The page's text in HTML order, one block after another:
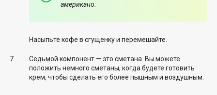
американо.
Насыпьте кофе в сгущенку и перемешайте.
Седьмой компонент — это сметана. Вы можете
положить немного сметаны, когда будете готовить
крем, чтобы сделать его более пышным и воздушным.